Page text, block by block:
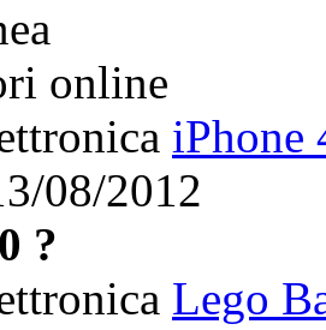
online
iPhone
08/2012
?
Lego